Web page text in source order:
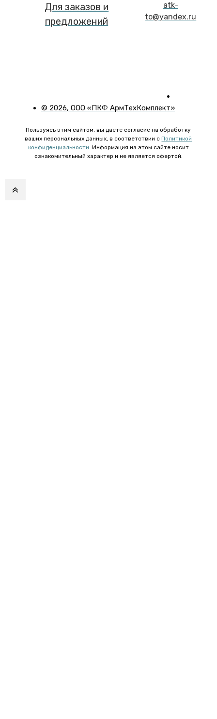
Для заказов и
предложений
atk-
to@yandex.ru
© 2026, ООО «ПКФ АрмТехКомплект»
Пользуясь этим сайтом, вы даете согласие на обработку
ваших персональных данных, в соответствии сПолитикой
конфиденциальности. Информация на этом сайте носит
ознакомительный характер и не является офертой.